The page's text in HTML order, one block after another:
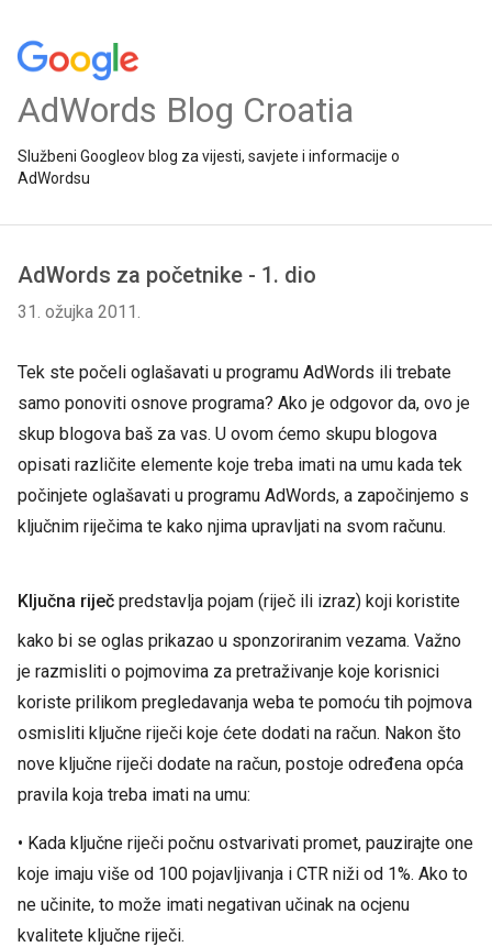
AdWords Blog Croatia
Službeni Googleov blog za vijesti, savjete i informacije o
AdWordsu
AdWords za početnike - 1. dio
31. ožujka 2011.
Tek ste počeli oglašavati u programu AdWords ili trebate
samo ponoviti osnove programa? Ako je odgovor da, ovo je
skup blogova baš za vas. U ovom ćemo skupu blogova
opisati različite elemente koje treba imati na umu kada tek
počinjete oglašavati u programu AdWords, a započinjemo s
ključnim riječima te kako njima upravljati na svom računu.
Ključna riječ predstavlja pojam (riječ ili izraz) koji koristite
kako bi se oglas prikazao u sponzoriranim vezama. Važno
je razmisliti o pojmovima za pretraživanje koje korisnici
koriste prilikom pregledavanja weba te pomoću tih pojmova
osmisliti ključne riječi koje ćete dodati na račun. Nakon što
nove ključne riječi dodate na račun, postoje određena opća
pravila koja treba imati na umu:
• Kada ključne riječi počnu ostvarivati promet, pauzirajte one
koje imaju više od 100 pojavljivanja i CTR niži od 1%. Ako to
ne učinite, to može imati negativan učinak na ocjenu
kvalitete ključne riječi.